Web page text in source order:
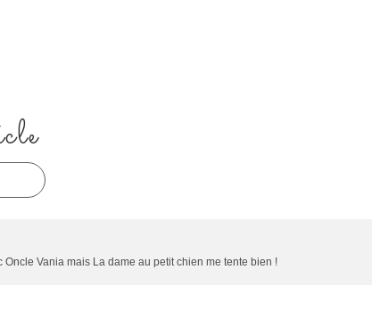
Oncle Vania mais La dame au petit chien me tente bien !